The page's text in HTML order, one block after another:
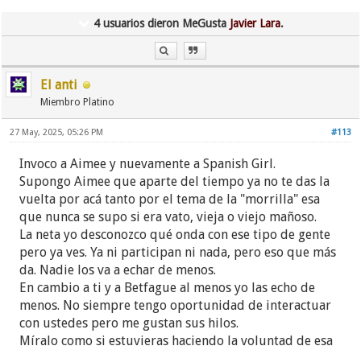
4 usuarios dieron MeGusta Javier Lara.
El anti
Miembro Platino
#113
27 May, 2025, 05:26 PM
Invoco a Aimee y nuevamente a Spanish Girl.
Supongo Aimee que aparte del tiempo ya no te das la
vuelta por acá tanto por el tema de la "morrilla" esa
que nunca se supo si era vato, vieja o viejo mañoso.
La neta yo desconozco qué onda con ese tipo de gente
pero ya ves. Ya ni participan ni nada, pero eso que más
da. Nadie los va a echar de menos.
En cambio a ti y a Betfague al menos yo las echo de
menos. No siempre tengo oportunidad de interactuar
con ustedes pero me gustan sus hilos.
Míralo como si estuvieras haciendo la voluntad de esa